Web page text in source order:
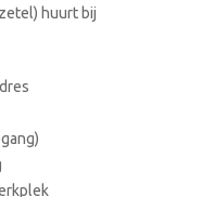
huurt bij